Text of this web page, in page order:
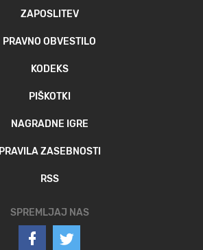
ZAPOSLITEV
PRAVNO OBVESTILO
KODEKS
PIŠKOTKI
NAGRADNE IGRE
PRAVILA ZASEBNOSTI
RSS
SPREMLJAJ NAS